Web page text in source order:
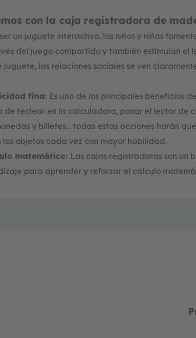
con la caja registradora de
un juguete interactivo, los niños y niñas
del juego compartido y también estimulan el
juguete, las relaciones sociales se ven
fina: Es uno de los principales beneficios
de teclear en la calculadora, pasar el lector de
y billetes… todas estas acciones harán
los objetos cada vez con mayor habilidad.
matemático: Las cajas registradoras son un
para aprender y reforzar el cálculo